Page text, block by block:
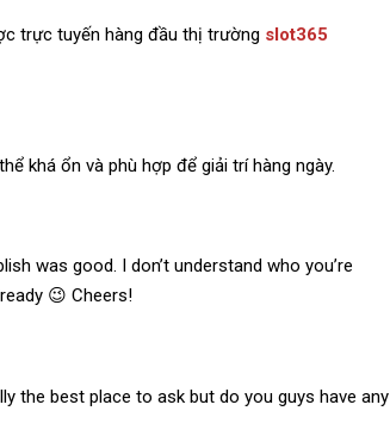
trực tuyến hàng đầu thị trường slot365
khá ổn và phù hợp để giải trí hàng ngày.
was good. I don’t understand who you’re
😉 Cheers!
the best place to ask but do you guys have any